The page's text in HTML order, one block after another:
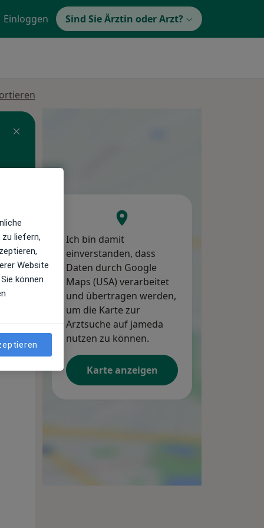
Einloggen Sind Sie Ärztin oder Arzt?
Fr,
14 Aug
Sa,
15 Aug
Ich bin damit
einverstanden, dass
Daten durch Google
Maps (USA) verarbeitet
und übertragen werden,
um die Karte zur
Arztsuche auf jameda
nutzen zu können.
Karte anzeigen
liefern,
Website
können